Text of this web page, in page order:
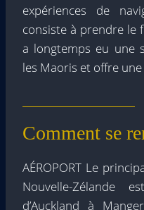
expériences de
consiste à prendre le
a longtemps eu une
les Maoris et offre
Comment se
AÉROPORT Le
Nouvelle-Zélande
d’Auckland à